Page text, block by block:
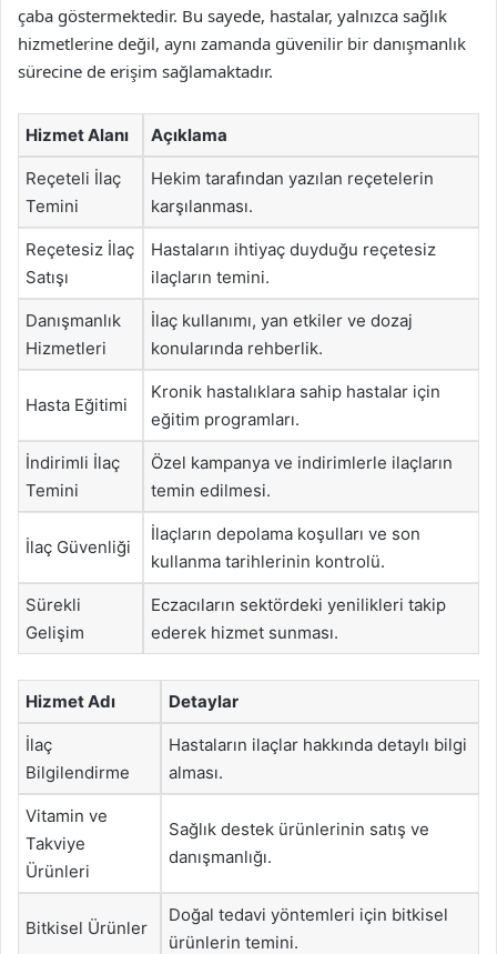
çaba göstermektedir. Bu sayede, hastalar, yalnızca sağlık
hizmetlerine değil, aynı zamanda güvenilir bir danışmanlık
sürecine de erişim sağlamaktadır.
Hizmet Alanı Açıklama
Reçeteli İlaç
Temini
Hekim tarafından yazılan reçetelerin
karşılanması.
Reçetesiz İlaç
Satışı
Hastaların ihtiyaç duyduğu reçetesiz
ilaçların temini.
Danışmanlık
Hizmetleri
İlaç kullanımı, yan etkiler ve dozaj
konularında rehberlik.
Hasta Eğitimi
Kronik hastalıklara sahip hastalar için
eğitim programları.
İndirimli İlaç
Temini
Özel kampanya ve indirimlerle ilaçların
temin edilmesi.
İlaç Güvenliği
İlaçların depolama koşulları ve son
kullanma tarihlerinin kontrolü.
Sürekli
Gelişim
Eczacıların sektördeki yenilikleri takip
ederek hizmet sunması.
Hizmet Adı Detaylar
İlaç
Bilgilendirme
Hastaların ilaçlar hakkında detaylı bilgi
alması.
Vitamin ve
Takviye
Ürünleri
Sağlık destek ürünlerinin satış ve
danışmanlığı.
Bitkisel Ürünler
Doğal tedavi yöntemleri için bitkisel
ürünlerin temini.